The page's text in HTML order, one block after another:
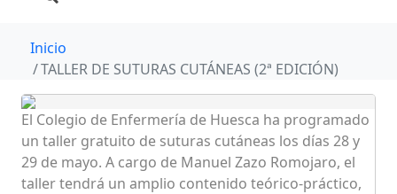
Inicio
TALLER DE SUTURAS CUTÁNEAS (2ª EDICIÓN)
El Colegio de Enfermería de Huesca ha programado
un taller gratuito de suturas cutáneas los días 28 y
29 de mayo. A cargo de Manuel Zazo Romojaro, el
taller tendrá un amplio contenido teórico-práctico,